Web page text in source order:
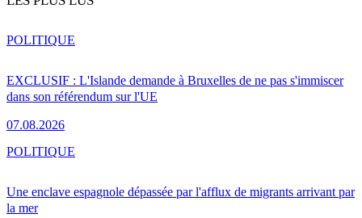
EXCLUSIF : L'Islande demande à Bruxelles de ne pas s'immiscer
dans son référendum sur l'UE
07.08.2026
POLITIQUE
Une enclave espagnole dépassée par l'afflux de migrants arrivant par
la mer
POLITIQUE